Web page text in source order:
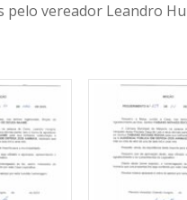
pelo vereador Leandro